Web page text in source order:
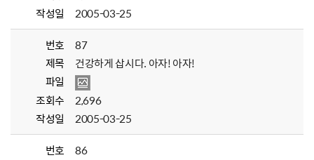
작성일
2005-03-25
번호
87
제목
건강하게 삽시다. 아자! 아자!
파일
조회수
2,696
작성일
2005-03-25
번호
86